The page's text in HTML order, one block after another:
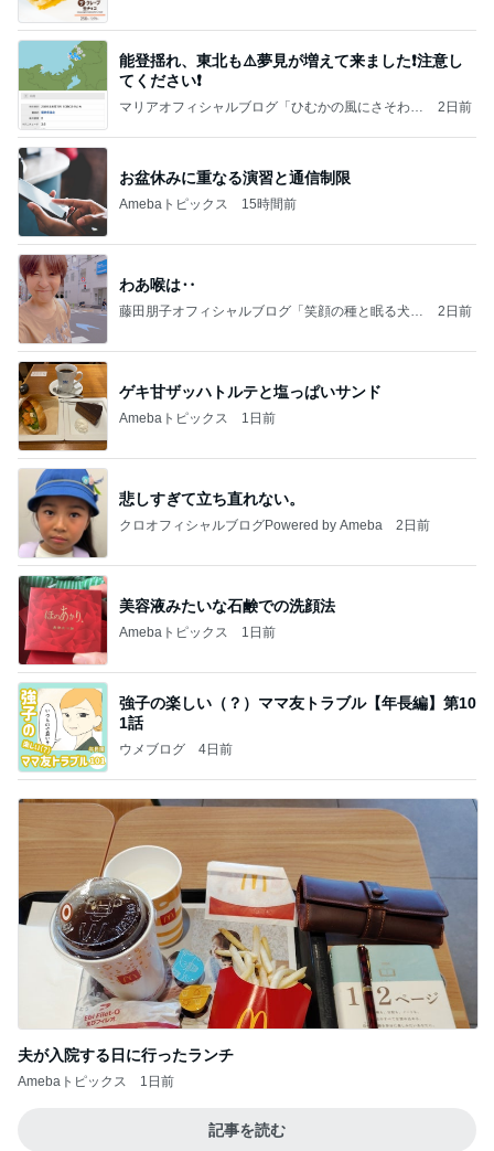
能登揺れ、東北も⚠️夢見が増えて来ました❗️注意し
てください❗️
マリアオフィシャルブログ「ひむかの風にさそわれ
2日前
お盆休みに重なる演習と通信制限
Amebaトピックス 15時間前
わあ喉は‥
藤田朋子オフィシャルブログ「笑顔の種と眠る犬」
2日前
ゲキ甘ザッハトルテと塩っぱいサンド
Amebaトピックス 1日前
悲しすぎて立ち直れない。
クロオフィシャルブログPowered by Ameba 2日前
美容液みたいな石鹸での洗顔法
Amebaトピックス 1日前
強子の楽しい（？）ママ友トラブル【年長編】第10
1話
ウメブログ 4日前
夫が入院する日に行ったランチ
Amebaトピックス 1日前
記事を読む